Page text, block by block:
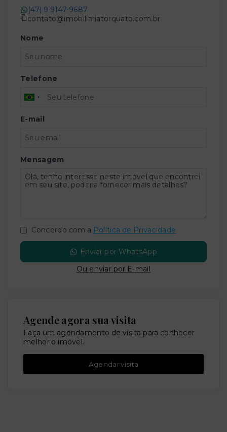
(47) 9 9147-9687
contato@imobiliariatorquato.com.br
Nome
Telefone
E-mail
Mensagem
Concordo com a Política de Privacidade
Enviar por WhatsApp
Ou enviar por E-mail
Agende agora sua visita
Faça um agendamento de visita para conhecer
melhor o imóvel.
Agendar visita